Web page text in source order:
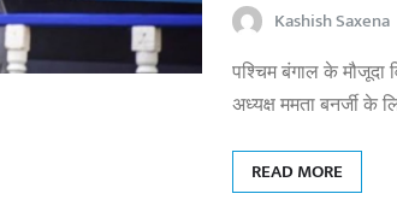
Kashish Saxena
पश्चिम बंगाल के मौजूदा
अध्यक्ष ममता बनर्जी के
READ MORE